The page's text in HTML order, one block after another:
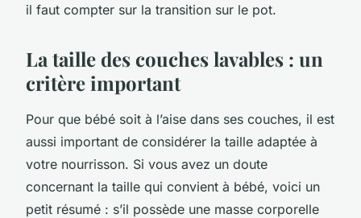
il faut compter sur la transition sur le pot.
La taille des couches lavables : un
critère important
Pour que bébé soit à l’aise dans ses couches, il est
aussi important de considérer la taille adaptée à
votre nourrisson. Si vous avez un doute
concernant la taille qui convient à bébé, voici un
petit résumé : s’il possède une masse corporelle